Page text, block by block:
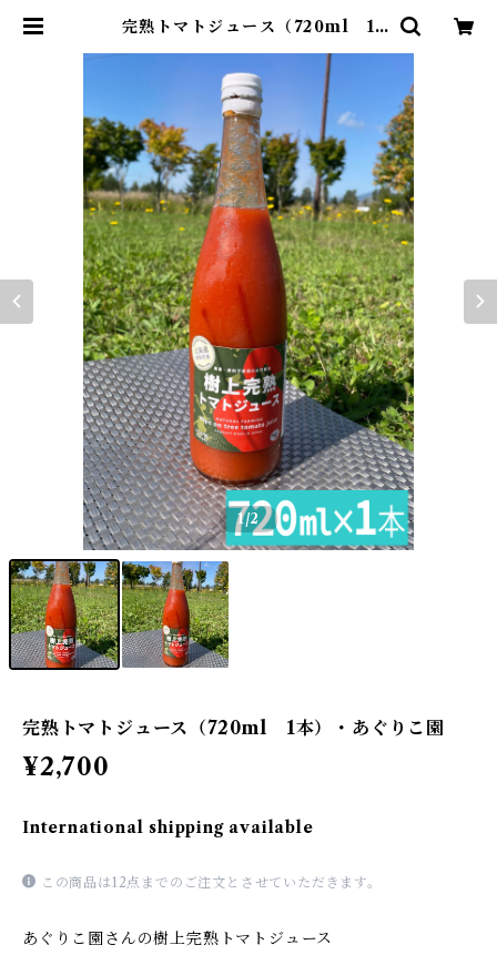
完熟トマトジュース（720ml 1
1/2
完熟トマトジュース（720ml 1本）・あぐりこ園
¥2,700
International shipping available
この商品は12点までのご注文とさせていただきます。
あぐりこ園さんの樹上完熟トマトジュース